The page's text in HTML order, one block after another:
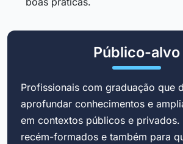
Público-alvo
Profissionais com graduação que
aprofundar conhecimentos e
em contextos públicos e privados.
recém-formados e também para